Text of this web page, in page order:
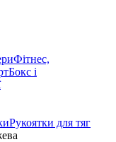
Фітнес,
Бокс і
Рукоятки для тяг